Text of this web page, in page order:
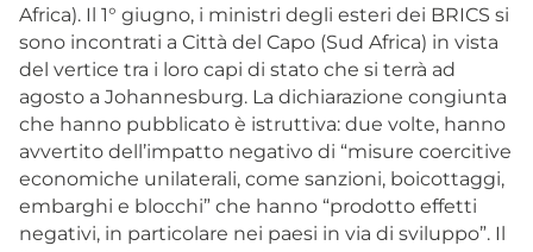
Africa). Il 1° giugno, i ministri degli esteri dei BRICS si
sono incontrati a Città del Capo (Sud Africa) in vista
del vertice tra i loro capi di stato che si terrà ad
agosto a Johannesburg. La dichiarazione congiunta
che hanno pubblicato è istruttiva: due volte, hanno
avvertito dell’impatto negativo di “misure coercitive
economiche unilaterali, come sanzioni, boicottaggi,
embarghi e blocchi” che hanno “prodotto effetti
negativi, in particolare nei paesi in via di sviluppo”. Il